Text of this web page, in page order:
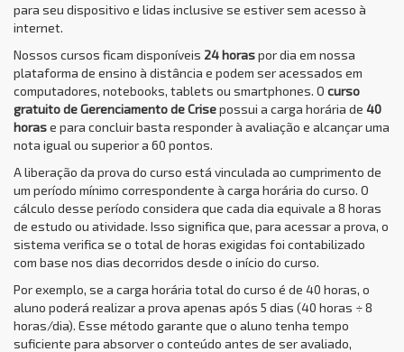
para seu dispositivo e lidas inclusive se estiver sem acesso à
internet.
Nossos cursos ficam disponíveis 24 horaspor dia em nossa
plataforma de ensino à distância e podem ser acessados em
computadores, notebooks, tablets ou smartphones. O curso
gratuito de Gerenciamento de Crisepossui a carga horária de 40
horase para concluir basta responder à avaliação e alcançar uma
nota igual ou superior a 60 pontos.
A liberação da prova do curso está vinculada ao cumprimento de
um período mínimo correspondente à carga horária do curso. O
cálculo desse período considera que cada dia equivale a 8 horas
de estudo ou atividade. Isso significa que, para acessar a prova, o
sistema verifica se o total de horas exigidas foi contabilizado
com base nos dias decorridos desde o início do curso.
Por exemplo, se a carga horária total do curso é de 40 horas, o
aluno poderá realizar a prova apenas após 5 dias (40 horas ÷ 8
horas/dia). Esse método garante que o aluno tenha tempo
suficiente para absorver o conteúdo antes de ser avaliado,